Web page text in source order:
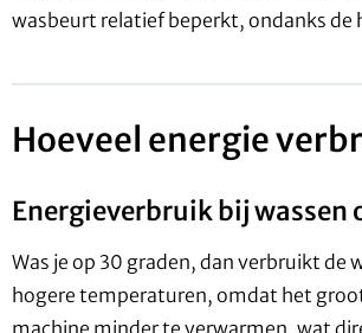
wasbeurt relatief beperkt, ondanks de
Hoeveel energie
Energieverbruik bij wassen
Was je op 30 graden, dan verbruikt de
hogere temperaturen, omdat het